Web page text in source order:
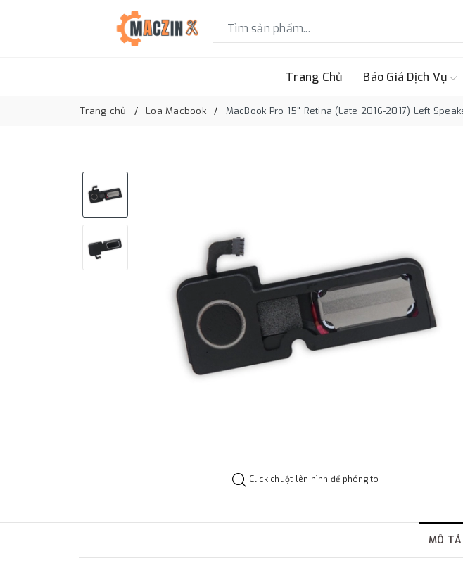
Trang Chủ Báo Giá Dịch Vụ
Trang chủ Loa Macbook MacBook Pro 15" Retina (Late 2016-2017) Left
Click chuột lên hình để phóng to
MÔ